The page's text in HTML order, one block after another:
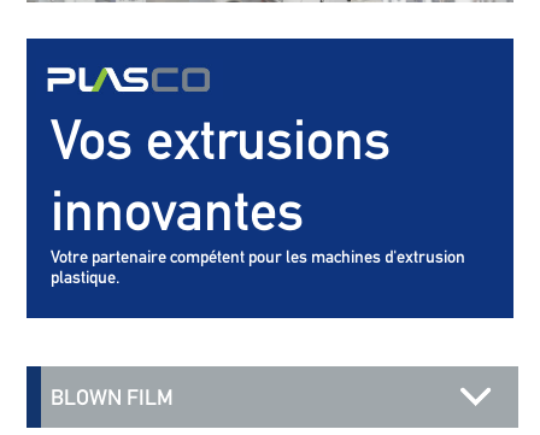
Vos extrusions
innovantes
Votre partenaire compétent pour les machines d'extrusion
plastique.
BLOWN FILM